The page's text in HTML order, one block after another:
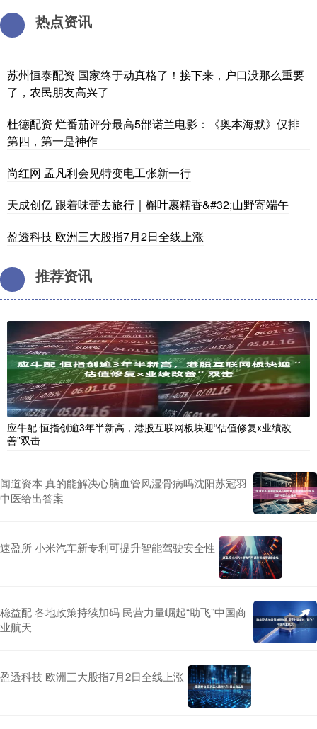
热点资讯
苏州恒泰配资 国家终于动真格了！接下来，户口没那么重要
了，农民朋友高兴了
杜德配资 烂番茄评分最高5部诺兰电影：《奥本海默》仅排
第四，第一是神作
尚红网 孟凡利会见特变电工张新一行
天成创亿 跟着味蕾去旅行｜槲叶裹糯香&#32;山野寄端午
盈透科技 欧洲三大股指7月2日全线上涨
推荐资讯
应牛配 恒指创逾3年半新高，港股互联网板块迎“估值修复x业绩改
善”双击
闻道资本 真的能解决心脑血管风湿骨病吗沈阳苏冠羽
中医给出答案
速盈所 小米汽车新专利可提升智能驾驶安全性
稳益配 各地政策持续加码 民营力量崛起“助飞”中国商
业航天
盈透科技 欧洲三大股指7月2日全线上涨